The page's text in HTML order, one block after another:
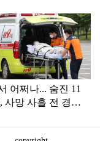
어쩌나... 숨진 11
사망 사흘 전 경찰